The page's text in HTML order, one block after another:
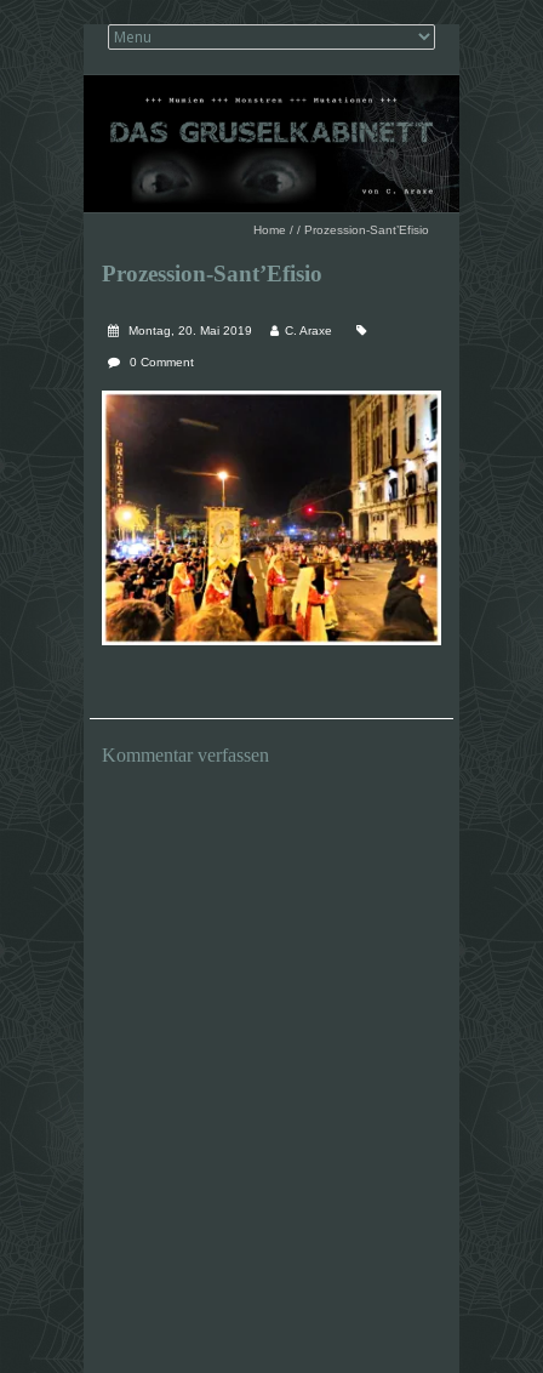
Home / / Prozession-Sant’Efisio
Prozession-Sant’Efisio
Montag, 20. Mai 2019 C. Araxe
0 Comment
Kommentar verfassen